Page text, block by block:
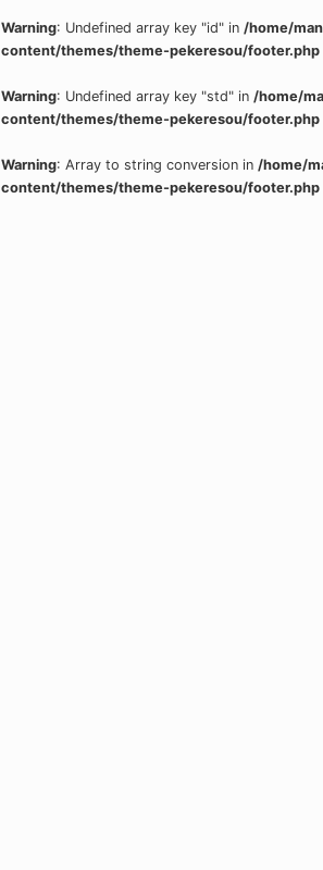
Warning: Undefined array key "id" in /home/
content/themes/theme-pekeresou/footer.php
Warning: Undefined array key "std" in /home/
content/themes/theme-pekeresou/footer.php
Warning: Array to string conversion in /home/
content/themes/theme-pekeresou/footer.php